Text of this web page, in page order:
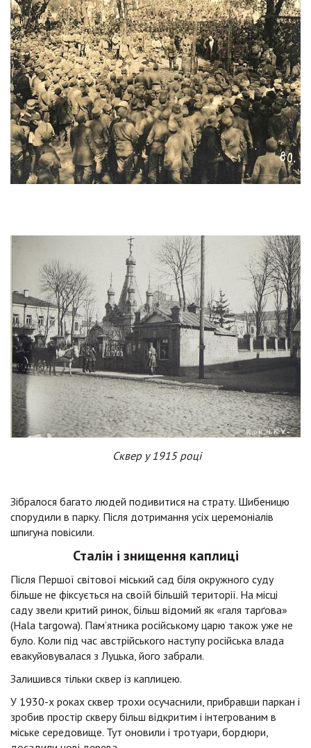
Сквер у 1915 році
Зібралося багато людей подивитися на страту. Шибеницю
спорудили в парку. Після дотримання усіх церемоніалів
шпигуна повісили.
Сталін і знищення каплиці
Після Першої світової міський сад біля окружного суду
більше не фіксується на своїй більшій території. На місці
саду звели критий ринок, більш відомий як «галя тарґова»
(Hala targowa). Пам’ятника російському царю також уже не
було. Коли під час австрійського наступу російська влада
евакуйовувалася з Луцька, його забрали.
Залишився тільки сквер із каплицею.
У 1930-х роках сквер трохи осучаснили, прибравши паркан і
зробив простір скверу більш відкритим і інтегрованим в
міське середовище. Тут оновили і тротуари, бордюри,